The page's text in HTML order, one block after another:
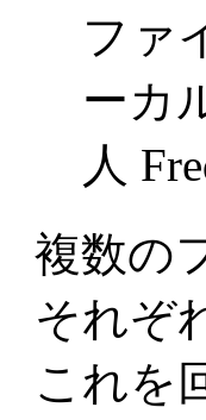
ファ
ーカ
人
複数の
それぞ
これを